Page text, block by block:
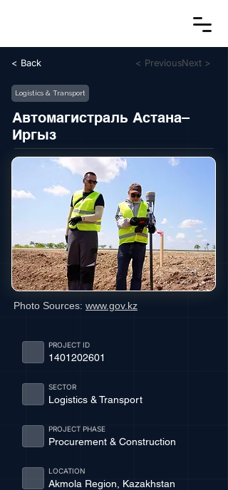
< Back < PreviousNext >
Logistics & Transport
Автомагистраль Астана–
Иргыз
Photo Sources: www.gov.kz
1401202601
PROJECT ID
Logistics & Transport
SECTOR
Procurement & Construction
PROJECT PHASE
Akmola Region, Kazakhstan
LOCATION